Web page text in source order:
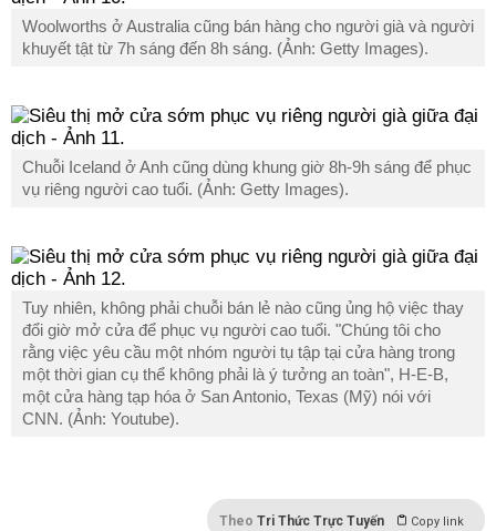
Woolworths ở Australia cũng bán hàng cho người già và người
khuyết tật từ 7h sáng đến 8h sáng. (Ảnh: Getty Images).
Chuỗi Iceland ở Anh cũng dùng khung giờ 8h-9h sáng để phục
vụ riêng người cao tuổi. (Ảnh: Getty Images).
Tuy nhiên, không phải chuỗi bán lẻ nào cũng ủng hộ việc thay
đổi giờ mở cửa để phục vụ người cao tuổi. "Chúng tôi cho
rằng việc yêu cầu một nhóm người tụ tập tại cửa hàng trong
một thời gian cụ thể không phải là ý tưởng an toàn", H-E-B,
một cửa hàng tạp hóa ở San Antonio, Texas (Mỹ) nói với
CNN. (Ảnh: Youtube).
Theo Tri Thức Trực Tuyến Copy link